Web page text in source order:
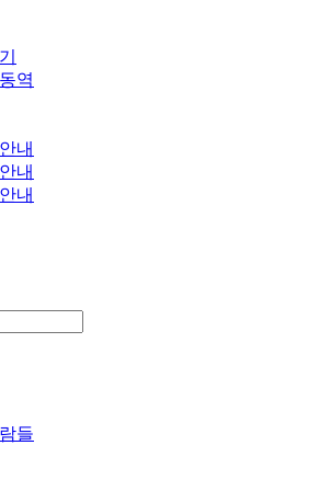
역
내
내
내
들